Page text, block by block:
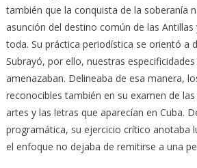
también que la conquista de la soberanía
asunción del destino común de las
toda. Su práctica periodística se orientó a
Subrayó, por ello, nuestras
amenazaban. Delineaba de esa manera,
reconocibles también en su examen de
artes y las letras que aparecían en Cuba.
programática, su ejercicio crítico anotaba
el enfoque no dejaba de remitirse a una